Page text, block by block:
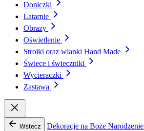
Doniczki
Latarnie
Obrazy
Oświetlenie
Stroiki oraz wianki Hand Made
Świece i świeczniki
Wycieraczki
Zastawa
Wstecz Dekoracje na Boże Narodzenie